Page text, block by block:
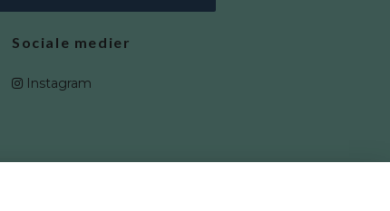
Sociale medier
Instagram